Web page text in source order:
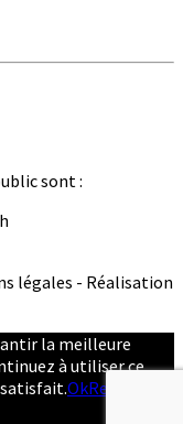
sont :
légales - Réalisation
la meilleure
à utiliser ce
satisfait.OkRefuser